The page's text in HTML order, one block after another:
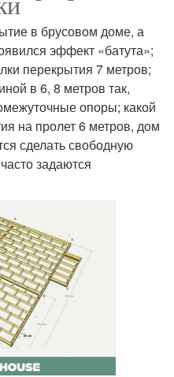
в брусовом доме, а
эффект «батута»;
перекрытия 7 метров;
в 6, 8 метров так,
опоры; какой
на пролет 6 метров, дом
сделать свободную
задаются